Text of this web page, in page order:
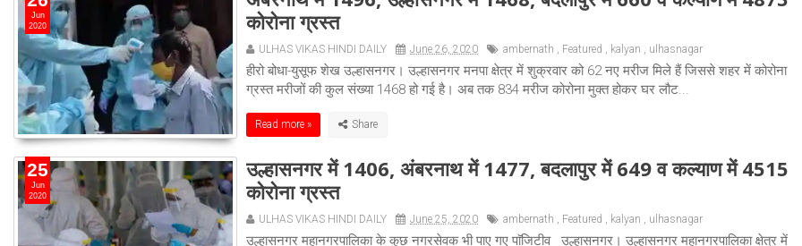
कोरोना ग्रस्त
ULHAS VIKAS HINDI DAILY June 26, 2020 ambernath , Featured , kalyan , ulhasnagar
हीरो बोधा-युसूफ शेख उल्हासनगर। उल्हासनगर मनपा क्षेत्र में शुक्रवार को 62 नए मरीज मिले हैं जिससे शहर में कोरोना
ग्रस्त मरीजों की कुल संख्या 1468 हो गई है। अब तक 834 मरीज कोरोना मुक्त होकर घर लौट...
Read more »
Jun
2020
उल्हासनगर में 1406, अंबरनाथ में 1477, बदलापुर में 649 व कल्याण में 4515
कोरोना ग्रस्त
ULHAS VIKAS HINDI DAILY June 25, 2020 ambernath , Featured , kalyan , ulhasnagar
उल्हासनगर महानगरपालिका के कुछ नगरसेवक भी पाए गए पाॅजिटीव उल्हासनगर। उल्हासनगर महानगरपालिका क्षेत्र में
25
Jun
2020